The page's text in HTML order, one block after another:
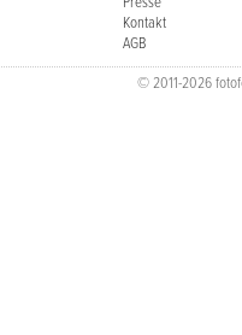
Kontakt
AGB
© 2011-2026